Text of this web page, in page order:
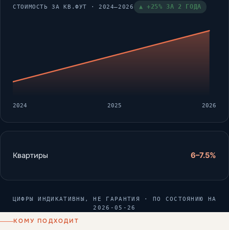
СТОИМОСТЬ ЗА КВ.ФУТ · 2024–2026 ▲ +25% ЗА 2 ГОДА
2024 2025 2026
Квартиры 6–7.5%
ЦИФРЫ ИНДИКАТИВНЫ, НЕ ГАРАНТИЯ · ПО СОСТОЯНИЮ НА
2026-05-26
КОМУ ПОДХОДИТ